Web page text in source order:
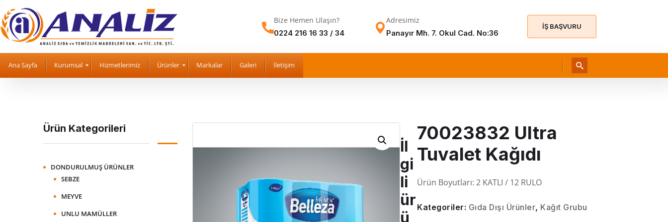
Bize Hemen Ulaşın?
0224 216 16 33 / 34
Adresimiz
Panayır Mh. 7. Okul Cad. No:36
İŞ BAŞVURU
Ana Sayfa Kurumsal Hizmetlerimiz Ürünler Markalar Galeri İletişim
70023832 Ultra
Tuvalet Kağıdı
Ürün Boyutları:2 KATLI/ 12 RULO
Kategoriler: Gıda Dışı Ürünler, Kağıt Grubu
İl
gi
li
ür
ü
Ürün Kategorileri
DONDURULMUŞ ÜRÜNLER
SEBZE
MEYVE
UNLU MAMÜLLER